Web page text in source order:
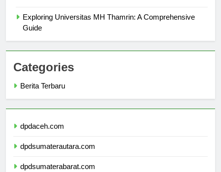
Exploring Universitas MH Thamrin: A Comprehensive
Categories